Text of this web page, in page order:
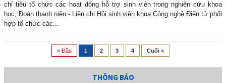
chỉ tiêu tổ chức các hoạt động hỗ trợ sinh viên trong nghiên cứu khoa
học, Đoàn thanh niên - Liên chi Hội sinh viên khoa Công nghệ Điện tử phối
hợp tổ chức các...
« Đầu 1 2 3 4 Cuối »
THÔNG BÁO